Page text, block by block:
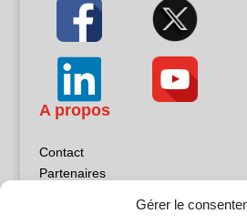
Gérer le
A propos
Contact
Partenaires